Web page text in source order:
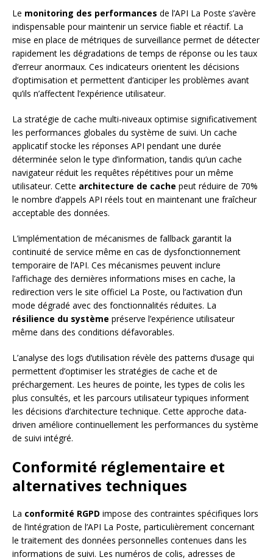
Le monitoring des performances de l’API La Poste s’avère
indispensable pour maintenir un service fiable et réactif. La
mise en place de métriques de surveillance permet de détecter
rapidement les dégradations de temps de réponse ou les taux
d’erreur anormaux. Ces indicateurs orientent les décisions
d’optimisation et permettent d’anticiper les problèmes avant
qu’ils n’affectent l’expérience utilisateur.
La stratégie de cache multi-niveaux optimise significativement
les performances globales du système de suivi. Un cache
applicatif stocke les réponses API pendant une durée
déterminée selon le type d’information, tandis qu’un cache
navigateur réduit les requêtes répétitives pour un même
utilisateur. Cette architecture de cache peut réduire de 70%
le nombre d’appels API réels tout en maintenant une fraîcheur
acceptable des données.
L’implémentation de mécanismes de fallback garantit la
continuité de service même en cas de dysfonctionnement
temporaire de l’API. Ces mécanismes peuvent inclure
l’affichage des dernières informations mises en cache, la
redirection vers le site officiel La Poste, ou l’activation d’un
mode dégradé avec des fonctionnalités réduites. La
résilience du système préserve l’expérience utilisateur
même dans des conditions défavorables.
L’analyse des logs d’utilisation révèle des patterns d’usage qui
permettent d’optimiser les stratégies de cache et de
préchargement. Les heures de pointe, les types de colis les
plus consultés, et les parcours utilisateur typiques informent
les décisions d’architecture technique. Cette approche data-
driven améliore continuellement les performances du système
de suivi intégré.
Conformité réglementaire et
alternatives techniques
La conformité RGPD impose des contraintes spécifiques lors
de l’intégration de l’API La Poste, particulièrement concernant
le traitement des données personnelles contenues dans les
informations de suivi. Les numéros de colis, adresses de